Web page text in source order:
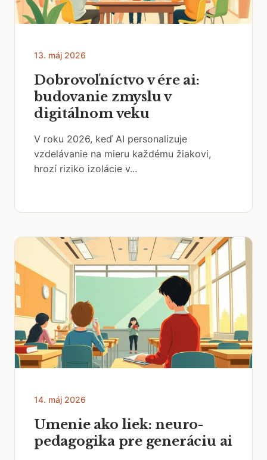
13. máj 2026
Dobrovoľníctvo v ére ai:
budovanie zmyslu v
digitálnom veku
V roku 2026, keď AI personalizuje
vzdelávanie na mieru každému žiakovi,
hrozí riziko izolácie v...
14. máj 2026
Umenie ako liek: neuro-
pedagogika pre generáciu ai